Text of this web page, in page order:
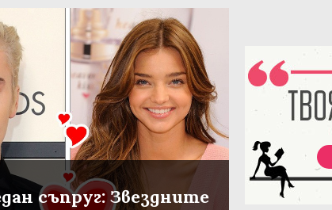
съпруг: Звездните